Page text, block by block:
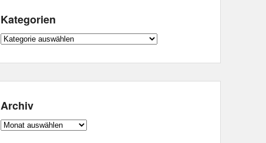
Kategorien
Kategorien
Archiv
Archiv